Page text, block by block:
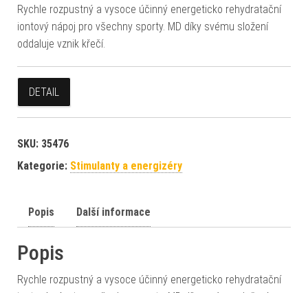
Rychle rozpustný a vysoce účinný energeticko rehydratační
iontový nápoj pro všechny sporty. MD díky svému složení
oddaluje vznik křečí.
DETAIL
SKU: 35476
Kategorie: Stimulanty a energizéry
Popis Další informace
Popis
Rychle rozpustný a vysoce účinný energeticko rehydratační